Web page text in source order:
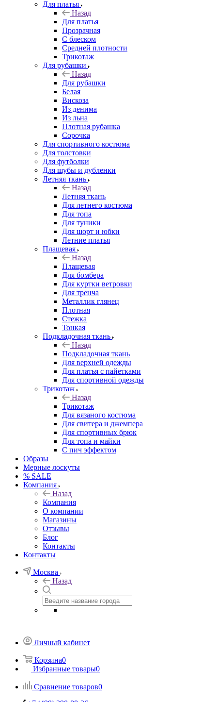
Для платья
Назад
Для платья
Прозрачная
С блеском
Средней плотности
Трикотаж
Для рубашки
Назад
Для рубашки
Белая
Вискоза
Из денима
Из льна
Плотная рубашка
Сорочка
Для спортивного костюма
Для толстовки
Для футболки
Для шубы и дубленки
Летняя ткань
Назад
Летняя ткань
Для летнего костюма
Для топа
Для туники
Для шорт и юбки
Летние платья
Плащевая
Назад
Плащевая
Для бомбера
Для куртки ветровки
Для тренча
Металлик глянец
Плотная
Стежка
Тонкая
Подкладочная ткань
Назад
Подкладочная ткань
Для верхней одежды
Для платья с пайетками
Для спортивной одежды
Трикотаж
Назад
Трикотаж
Для вязаного костюма
Для свитера и джемпера
Для спортивных брюк
Для топа и майки
С пич эффектом
Образы
Мерные лоскуты
% SALE
Компания
Назад
Компания
О компании
Магазины
Отзывы
Блог
Контакты
Контакты
Москва
Назад
Личный кабинет
Корзина0
Избранные товары0
Сравнение товаров0